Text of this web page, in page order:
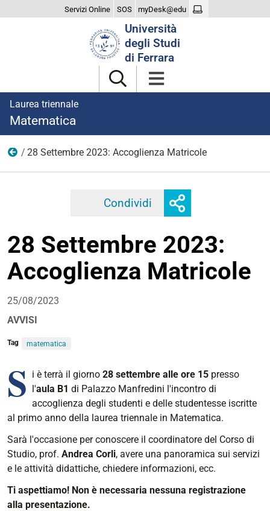
Servizi Online SOS myDesk@edu
Università
degli Studi
di Ferrara
Laurea triennale
Matematica
2023
28 Settembre 2023: Accoglienza Matricole
Condividi Facebook
opzioni
di
condivisione
28 Settembre 2023:
Accoglienza Matricole
25/08/2023
AVVISI
Tag matematica
S i è terrà il giorno 28 settembre alle ore 15 presso
l'aula B1 di Palazzo Manfredini l'incontro di
accoglienza degli studenti e delle studentesse iscritte
al primo anno della laurea triennale in Matematica.
Sarà l'occasione per conoscere il coordinatore del Corso di
Studio, prof. Andrea Corli, avere una panoramica sui servizi
e le attività didattiche, chiedere informazioni, ecc.
Ti aspettiamo! Non è necessaria nessuna registrazione
alla presentazione.